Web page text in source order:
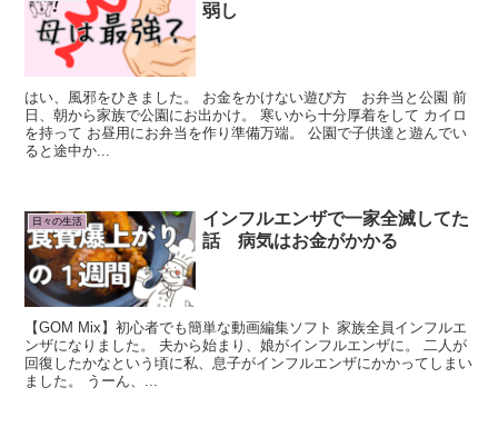
弱し
はい、風邪をひきました。 お金をかけない遊び方 お弁当と公園 前
日、朝から家族で公園にお出かけ。 寒いから十分厚着をして カイロ
を持って お昼用にお弁当を作り準備万端。 公園で子供達と遊んでい
ると途中か...
日々の生活
インフルエンザで一家全滅してた
話 病気はお金がかかる
【GOM Mix】初心者でも簡単な動画編集ソフト 家族全員インフルエ
ンザになりました。 夫から始まり、娘がインフルエンザに。 二人が
回復したかなという頃に私、息子がインフルエンザにかかってしまい
ました。 うーん、...